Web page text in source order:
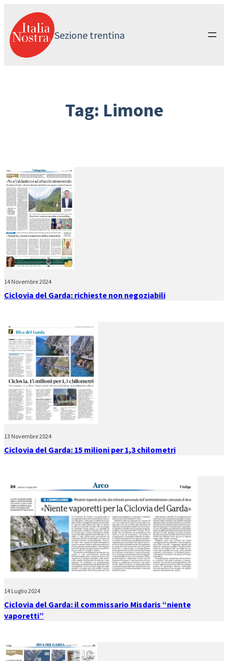
contenuto
Sezione trentina
Tag: Limone
14 Novembre 2024
Ciclovia del Garda: richieste non negoziabili
13 Novembre 2024
Ciclovia del Garda: 15 milioni per 1,3 chilometri
14 Luglio 2024
Ciclovia del Garda: il commissario Misdaris “niente
vaporetti”